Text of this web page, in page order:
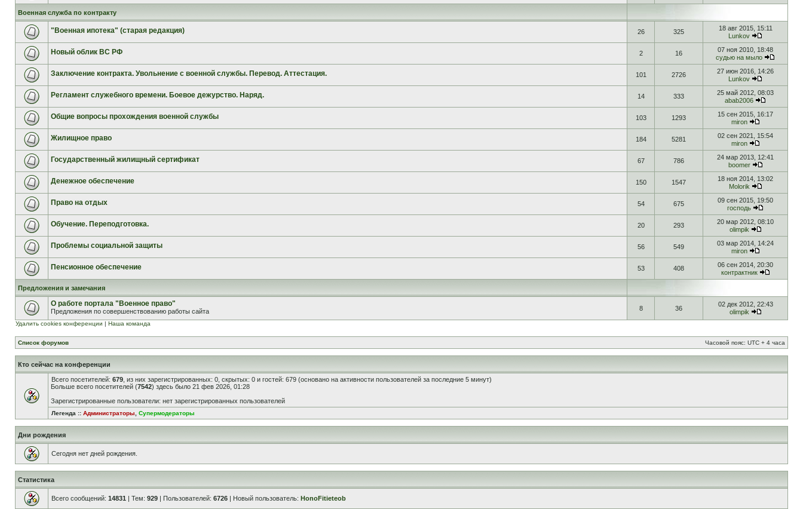
Военная служба по контракту
"Военная ипотека" (старая редакция) 26 325
18 авг 2015, 15:11
Lunkov
Новый облик ВС РФ 2 16
07 ноя 2010, 18:48
судью на мыло
Заключение контракта. Увольнение с военной службы. Перевод. Аттестация. 101 2726
27 июн 2016, 14:26
Lunkov
Регламент служебного времени. Боевое дежурство. Наряд. 14 333
25 май 2012, 08:03
abab2006
Общие вопросы прохождения военной службы 103 1293
15 сен 2015, 16:17
miron
Жилищное право 184 5281
02 сен 2021, 15:54
miron
Государственный жилищный сертификат 67 786
24 мар 2013, 12:41
boomer
Денежное обеспечение 150 1547
18 ноя 2014, 13:02
Molorik
Право на отдых 54 675
09 сен 2015, 19:50
господь
Обучение. Переподготовка. 20 293
20 мар 2012, 08:10
olimpik
Проблемы социальной защиты 56 549
03 мар 2014, 14:24
miron
Пенсионное обеспечение 53 408
06 сен 2014, 20:30
контрактник
Предложения и замечания
О работе портала "Военное право"
Предложения по совершенствованию работы сайта 8 36
02 дек 2012, 22:43
olimpik
Удалить cookies конференции | Наша команда
Список форумов Часовой пояс: UTC + 4 часа
Кто сейчас на конференции
Всего посетителей: 679 , из них зарегистрированных: 0, скрытых: 0 и гостей: 679 (основано на активности пользователей за последние 5 минут)
Больше всего посетителей (7542) здесь было 21 фев 2026, 01:28
Зарегистрированные пользователи: нет зарегистрированных пользователей
Легенда :: Администраторы Супермодераторы
Дни рождения
Сегодня нет дней рождения.
Статистика
Всего сообщений: 14831 | Тем: 929 | Пользователей: 6726 | Новый пользователь: HonoFitieteob